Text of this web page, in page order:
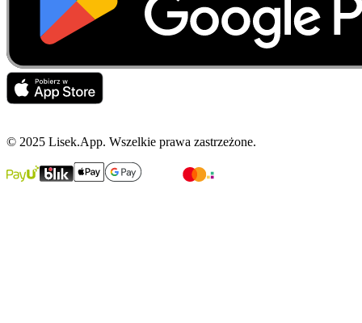
© 2025 Lisek.App. Wszelkie prawa zastrzeżone.